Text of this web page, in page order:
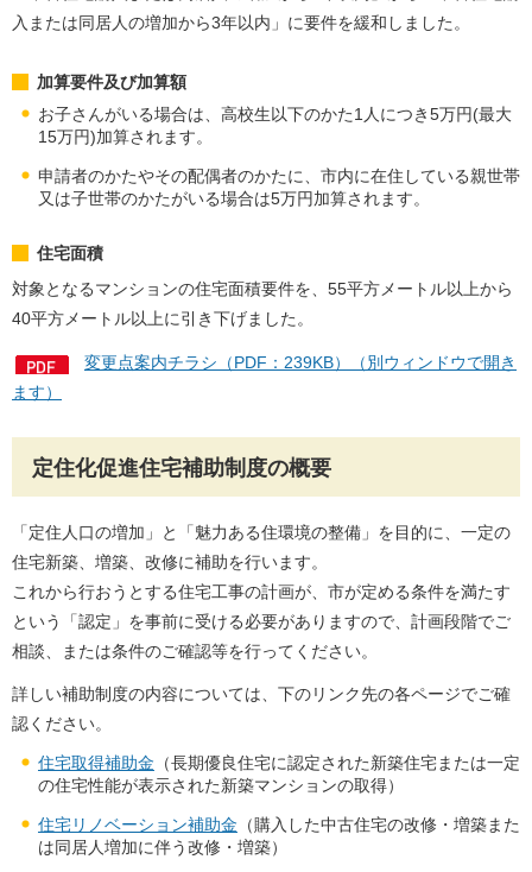
入または同居人の増加から3年以内」に要件を緩和しました。
加算要件及び加算額
お子さんがいる場合は、高校生以下のかた1人につき5万円(最大
15万円)加算されます。
申請者のかたやその配偶者のかたに、市内に在住している親世帯
又は子世帯のかたがいる場合は5万円加算されます。
住宅面積
対象となるマンションの住宅面積要件を、55平方メートル以上から
40平方メートル以上に引き下げました。
変更点案内チラシ（PDF：239KB）（別ウィンドウで開き
ます）
定住化促進住宅補助制度の概要
「定住人口の増加」と「魅力ある住環境の整備」を目的に、一定の
住宅新築、増築、改修に補助を行います。
これから行おうとする住宅工事の計画が、市が定める条件を満たす
という「認定」を事前に受ける必要がありますので、計画段階でご
相談、または条件のご確認等を行ってください。
詳しい補助制度の内容については、下のリンク先の各ページでご確
認ください。
住宅取得補助金 （長期優良住宅に認定された新築住宅または一定
の住宅性能が表示された新築マンションの取得）
住宅リノベーション補助金 （購入した中古住宅の改修・増築また
は同居人増加に伴う改修・増築）